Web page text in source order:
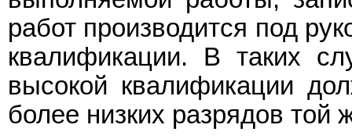
работ производится под
квалификации. В таких
высокой квалификации
более низких разрядов той